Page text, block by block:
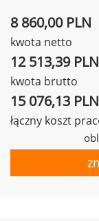
8 860,00 PLN
kwota netto
12 513,39 PLN
kwota brutto
15 076,13 PLN
łączny koszt